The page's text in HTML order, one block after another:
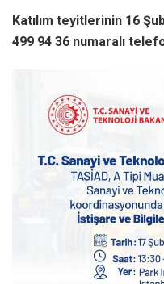
Katılım teyitlerinin 16
499 94 36 numaralı